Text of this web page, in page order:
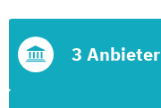
3 Anbieter